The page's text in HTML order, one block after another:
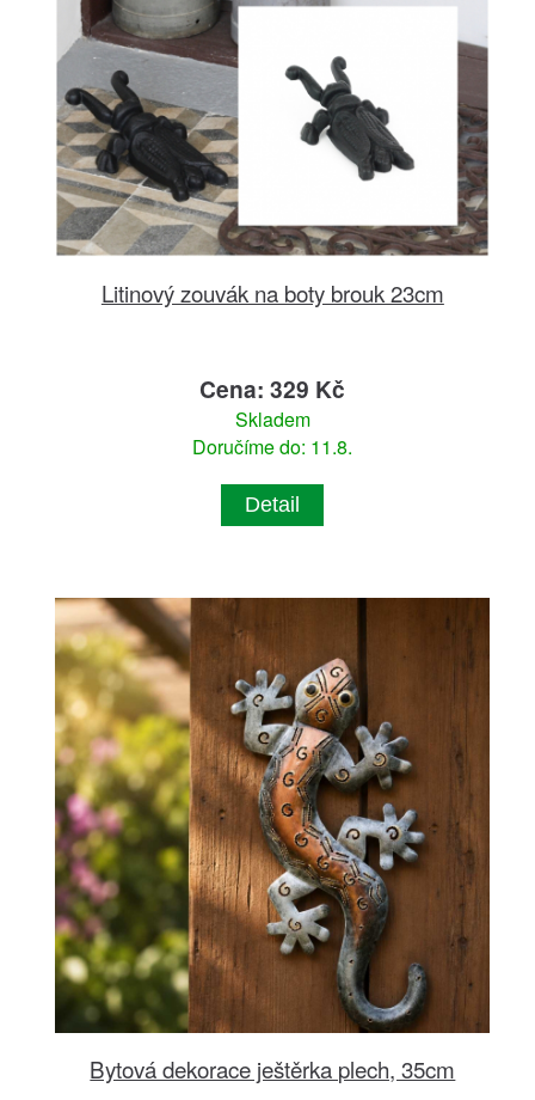
Litinový zouvák na boty brouk 23cm
Cena: 329 Kč
Skladem
Doručíme do: 11.8.
Detail
Bytová dekorace ještěrka plech, 35cm